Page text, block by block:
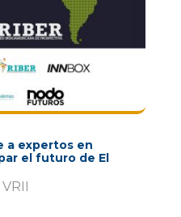
a expertos en
el futuro de El